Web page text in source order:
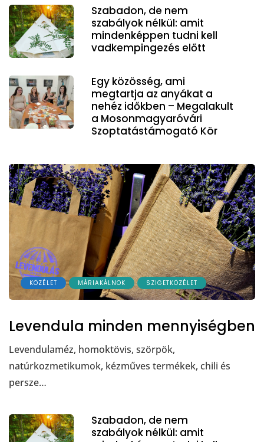
Szabadon, de nem
szabályok nélkül: amit
mindenképpen tudni kell
vadkempingezés előtt
Egy közösség, ami
megtartja az anyákat a
nehéz időkben – Megalakult
a Mosonmagyaróvári
Szoptatástámogató Kör
KÖZÉLET MÁRIAKÁLNOK SZIGETKÖZÉLET
Levendula minden mennyiségben
Levendulaméz, homoktövis, szörpök,
natúrkozmetikumok, kézműves termékek, chili és
persze…
Szabadon, de nem
szabályok nélkül: amit